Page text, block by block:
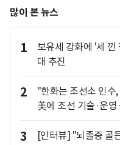
많이 본 뉴스
1
보유세 강화에 '세
대 추진
2
"한화는 조선소 인
美에 조선 기술·운
3
[인터뷰] "뇌졸중 골